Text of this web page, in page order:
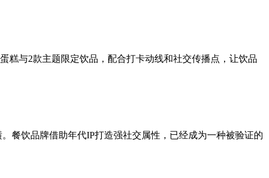
糕与2款主题限定饮品，配合打卡动线和社交传播点，让饮品
餐饮品牌借助年代IP打造强社交属性，已经成为一种被验证的